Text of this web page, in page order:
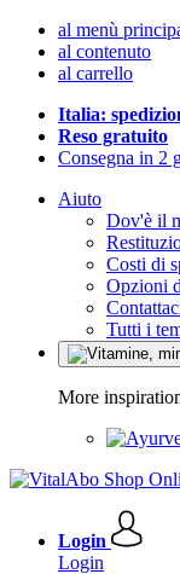
al menù
al contenuto
al carrello
Italia:
Reso gratuito
Consegna in 2
Aiuto
Dov'è il
Costi di
Opzioni
Tutti i
More
Login
Login